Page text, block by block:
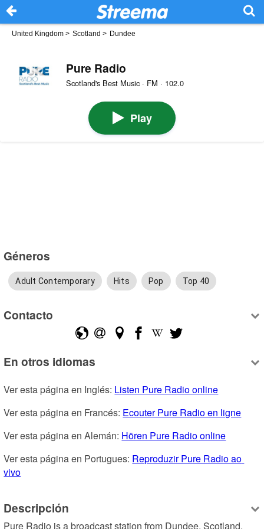
United Kingdom > Scotland > Dundee
Pure Radio
Scotland's Best Music · FM · 102.0
Play
Géneros
Adult Contemporary Hits Pop Top 40
Contacto
En otros idiomas
Ver esta página en Inglés: Listen Pure Radio online
Ver esta página en Francés: Ecouter Pure Radio en ligne
Ver esta página en Alemán: Hören Pure Radio online
Ver esta página en Portugues: Reproduzir Pure Radio ao
vivo
Descripción
Pure Radio is a broadcast station from Dundee, Scotland,